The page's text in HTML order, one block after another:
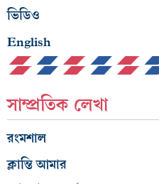
ভিডিও
English
সাম্প্রতিক লেখা
রংমশাল
ক্লান্তি আমার